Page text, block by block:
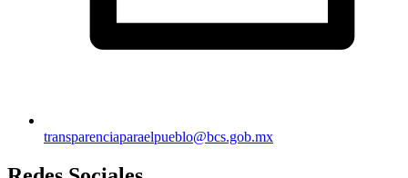
transparenciaparaelpueblo@bcs.gob.mx